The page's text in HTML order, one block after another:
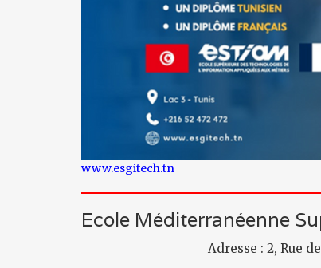
www.esgitech.tn
Ecole Méditerranéenne
Adresse : 2, Rue